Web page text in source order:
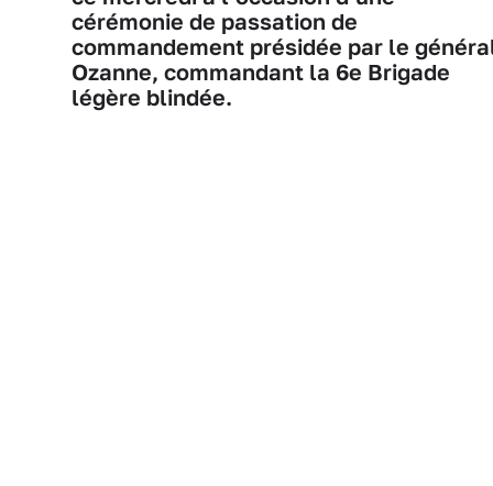
cérémonie de passation de
commandement présidée par le
Ozanne, commandant la 6e Brigade
légère blindée.